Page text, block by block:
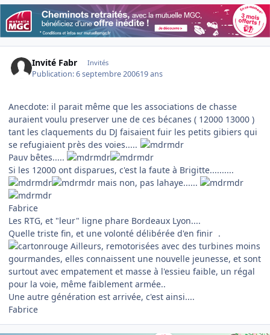
Invité Fabr Invités
Publication:6 septembre 200619 ans
Anecdote: il parait même que les associations de chasse
auraient voulu preserver une de ces bécanes ( 12000 13000 )
tant les claquements du DJ faisaient fuir les petits gibiers qui
se refugiaient près des voies.....
Pauv bêtes.....
Si les 12000 ont disparues, c'est la faute à Brigitte..........
mais non, pas lahaye......
Fabrice
Les RTG, et "leur" ligne phare Bordeaux Lyon....
Quelle triste fin, et une volonté délibérée d'en finir .
Ailleurs, remotorisées avec des turbines moins
gourmandes, elles connaissent une nouvelle jeunesse, et sont
surtout avec empatement et masse à l'essieu faible, un régal
pour la voie, même faiblement armée..
Une autre génération est arrivée, c'est ainsi....
Fabrice